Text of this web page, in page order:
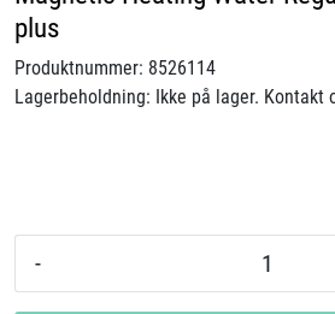
plus
Produktnummer: 8526114
Lagerbeholdning: Ikke på lager. Kontakt
-